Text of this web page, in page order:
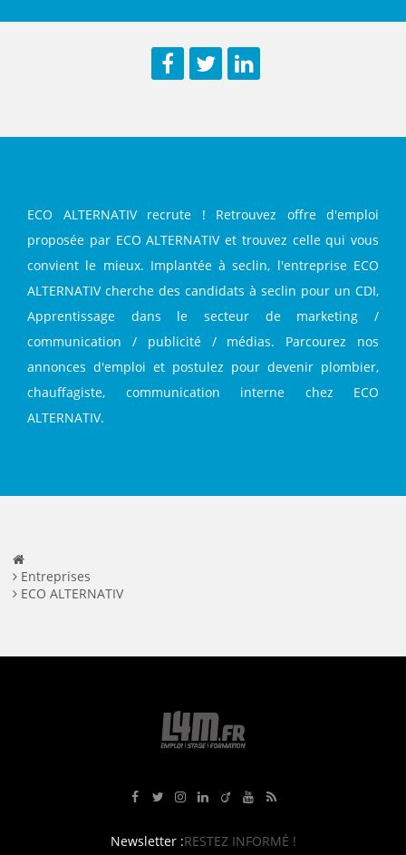
ECO ALTERNATIV recrute ! Retrouvez offre d'emploi
proposée par ECO ALTERNATIV et trouvez celle qui vous
convient le mieux. Implantée à seclin, l'entreprise ECO
ALTERNATIV cherche des candidats à seclin pour un CDI,
Apprentissage dans le secteur de marketing /
communication / publicité / médias. Parcourez nos
annonces d'emploi et postulez pour devenir plombier,
chauffagiste, communication interne chez ECO
ALTERNATIV.
Entreprises
ECO ALTERNATIV
Newsletter :RESTEZ INFORMÉ !